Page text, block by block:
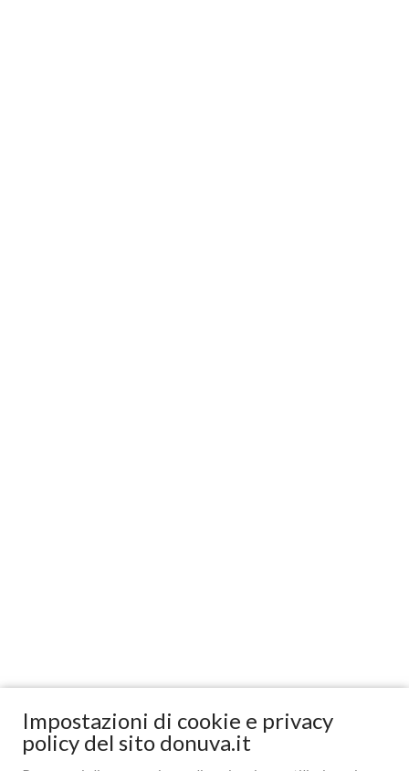
Impostazioni di cookie e privacy
policy del sito donuva.it